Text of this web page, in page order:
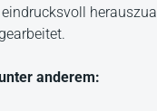
anderem: